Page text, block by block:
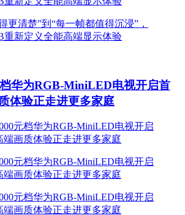
华为RGB-MiniLED电视开启首
体验正走进更多家庭